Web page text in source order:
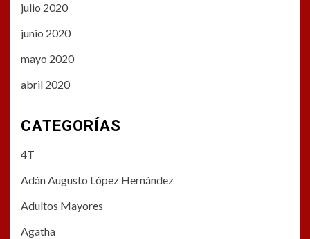
julio 2020
junio 2020
mayo 2020
abril 2020
CATEGORÍAS
4T
Adán Augusto López Hernández
Adultos Mayores
Agatha